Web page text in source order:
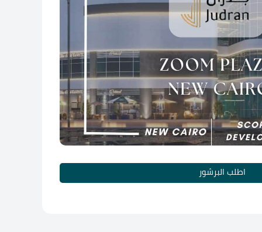
اطلب البرشور